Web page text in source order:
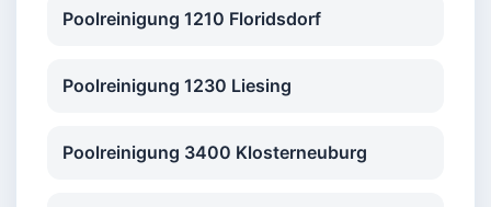
Poolreinigung 1210 Floridsdorf
Poolreinigung 1230 Liesing
Poolreinigung 3400 Klosterneuburg